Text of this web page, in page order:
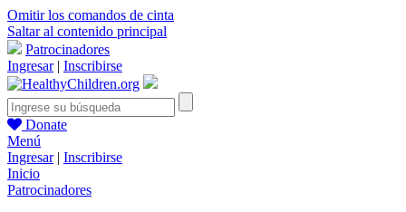
Omitir los comandos de cinta
Saltar al contenido principal
Patrocinadores
Ingresar| Inscribirse
Donate
Menú
Ingresar| Inscribirse
Inicio
Patrocinadores